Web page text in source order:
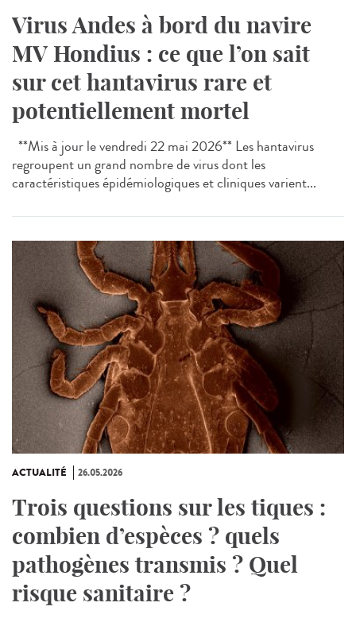
Virus Andes à bord du navire
MV Hondius : ce que l’on sait
sur cet hantavirus rare et
potentiellement mortel
**Mis à jour le vendredi 22 mai 2026** Les hantavirus
regroupent un grand nombre de virus dont les
caractéristiques épidémiologiques et cliniques varient...
ACTUALITÉ 26.05.2026
Trois questions sur les tiques :
combien d’espèces ? quels
pathogènes transmis ? Quel
risque sanitaire ?